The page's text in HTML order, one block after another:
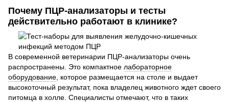
Почему ПЦР-анализаторы и тесты
действительно работают в клинике?
В современной ветеринарии ПЦР-анализаторы очень
распространены. Это компактное лабораторное
оборудование , которое размещается на столе и выдает
высокоточный результат, пока владелец животного ждет своего
питомца в холле. Специалисты отмечают, что в таких